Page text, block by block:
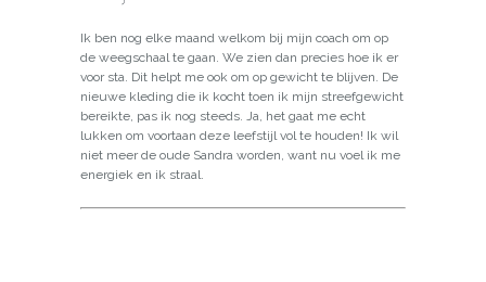
Ik ben nog elke maand welkom bij mijn coach om op
de weegschaal te gaan. We zien dan precies hoe ik er
voor sta. Dit helpt me ook om op gewicht te blijven. De
nieuwe kleding die ik kocht toen ik mijn streefgewicht
bereikte, pas ik nog steeds. Ja, het gaat me echt
lukken om voortaan deze leefstijl vol te houden! Ik wil
niet meer de oude Sandra worden, want nu voel ik me
energiek en ik straal.